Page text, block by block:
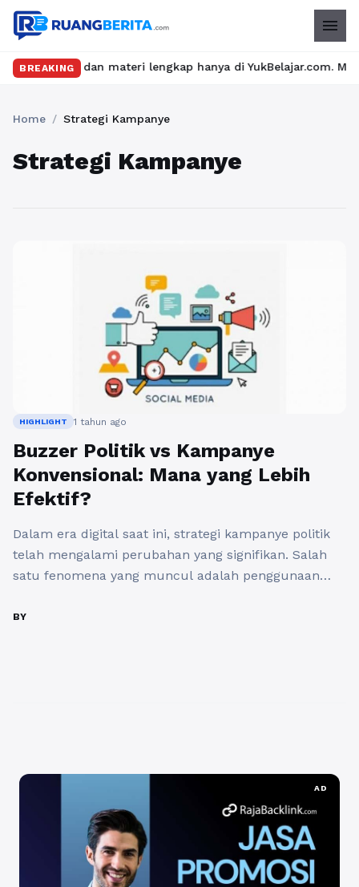
menu
BREAKING
seru dan materi lengkap hanya di YukBelajar.com. Mulai
Home / Strategi Kampanye
Strategi Kampanye
HIGHLIGHT 1 tahun ago
Buzzer Politik vs Kampanye
Konvensional: Mana yang Lebih
Efektif?
Dalam era digital saat ini, strategi kampanye politik
telah mengalami perubahan yang signifikan. Salah
satu fenomena yang muncul adalah penggunaan
menggunakan media sosial untuk mempengaruhi
BY
AD